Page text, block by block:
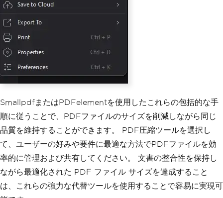
SmallpdfまたはPDFelementを使用したこれらの包括的な手
順に従うことで、PDFファイルのサイズを削減しながら同じ
品質を維持することができます。 PDF圧縮ツールを選択し
て、ユーザーの好みや要件に最適な方法でPDFファイルを効
率的に管理および共有してください。 文書の整合性を保持し
ながら最適化された PDF ファイル サイズを達成すること
は、これらの強力な代替ツールを使用することで容易に実現可